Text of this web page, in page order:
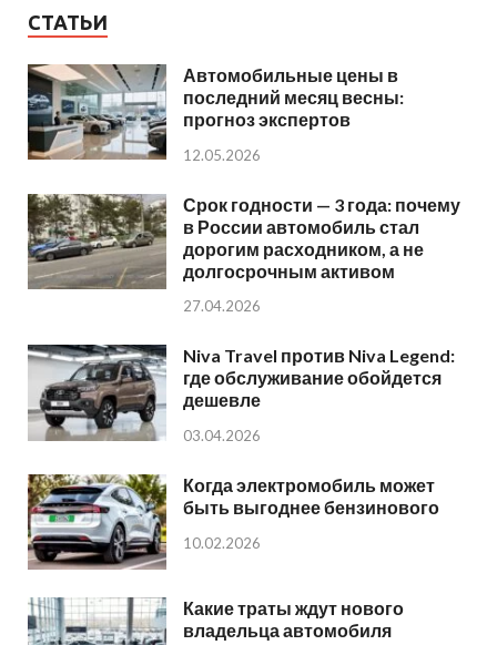
СТАТЬИ
Автомобильные цены в
последний месяц весны:
прогноз экспертов
12.05.2026
Срок годности — 3 года: почему
в России автомобиль стал
дорогим расходником, а не
долгосрочным активом
27.04.2026
Niva Travel против Niva Legend:
где обслуживание обойдется
дешевле
03.04.2026
Когда электромобиль может
быть выгоднее бензинового
10.02.2026
Какие траты ждут нового
владельца автомобиля